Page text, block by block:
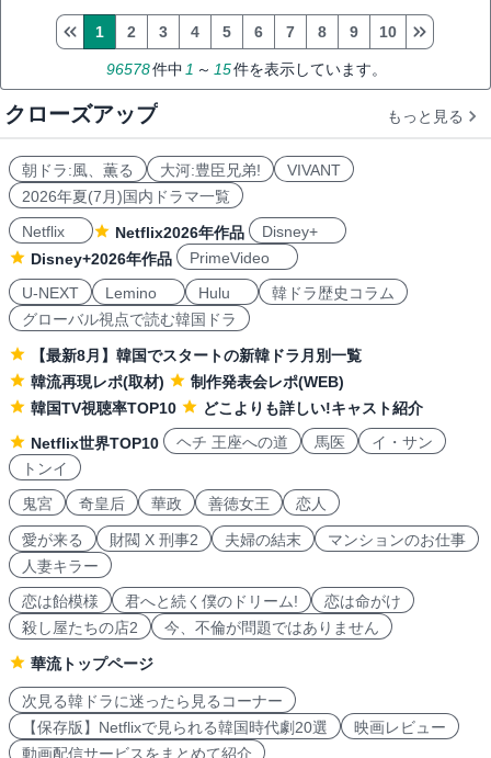
96578件中 1 ～ 15件を表示しています。
1 2 3 4 5 6 7 8 9 10
クローズアップ もっと見る
朝ドラ:風、薫る 大河:豊臣兄弟!
VIVANT
2026年夏(7月)国内ドラマ一覧
Netflix
Netflix2026年作品
Disney+
Disney+2026年作品
PrimeVideo
U-NEXT
Lemino Hulu
韓ドラ歴史コラム
グローバル視点で読む韓国ドラ
【最新8月】韓国でスタートの新韓ドラ月別一覧
韓流再現レポ(取材)
制作発表会レポ(WEB)
韓国TV視聴率TOP10
どこよりも詳しい!キャスト紹介
Netflix世界TOP10
ヘチ 王座への道 馬医
イ・サン
トンイ
鬼宮
奇皇后 華政 善徳女王 恋人
愛が来る 財閥 X 刑事2 夫婦の結末
マンションのお仕事
人妻キラー
恋は飴模様
君へと続く僕のドリーム!
恋は命がけ
殺し屋たちの店2
今、不倫が問題ではありません
華流トップページ
次見る韓ドラに迷ったら見るコーナー
【保存版】Netflixで見られる韓国時代劇20選
映画レビュー
動画配信サービスをまとめて紹介